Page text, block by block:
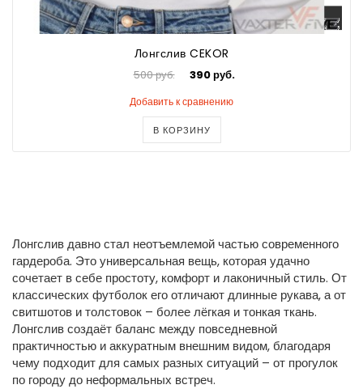
Лонгслив CEKOR
500 руб. 390 руб.
Добавить к сравнению
В КОРЗИНУ
Лонгслив давно стал неотъемлемой частью современного
гардероба. Это универсальная вещь, которая удачно
сочетает в себе простоту, комфорт и лаконичный стиль. От
классических футболок его отличают длинные рукава, а от
свитшотов и толстовок – более лёгкая и тонкая ткань.
Лонгслив создаёт баланс между повседневной
практичностью и аккуратным внешним видом, благодаря
чему подходит для самых разных ситуаций – от прогулок
по городу до неформальных встреч.